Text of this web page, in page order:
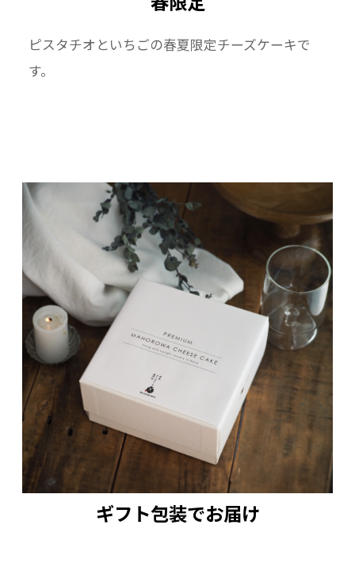
ピスタチオといちごの春夏限定チーズケーキで
す。
ギフト包装でお届け